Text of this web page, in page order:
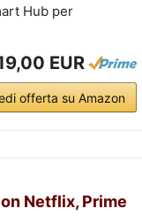
Hub per
EUR
offerta su Amazon
Netflix, Prime